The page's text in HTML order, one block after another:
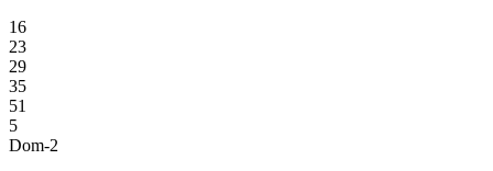
16
23
29
35
51
5
Dom-2